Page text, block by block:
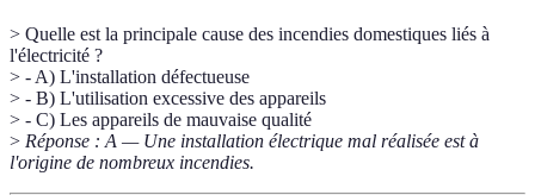
> Quelle est la principale cause des incendies domestiques liés à
l'électricité ?
> - A) L'installation défectueuse
> - B) L'utilisation excessive des appareils
> - C) Les appareils de mauvaise qualité
> Réponse : A — Une installation électrique mal réalisée est à
l'origine de nombreux incendies.